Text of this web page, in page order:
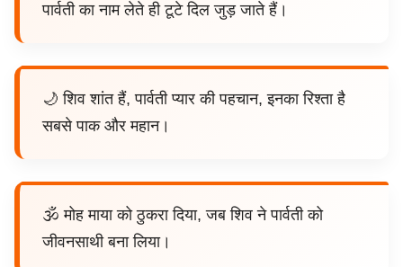
पार्वती का नाम लेते ही टूटे दिल जुड़ जाते हैं।
🌙 शिव शांत हैं, पार्वती प्यार की पहचान, इनका रिश्ता है
सबसे पाक और महान।
🕉️ मोह माया को ठुकरा दिया, जब शिव ने पार्वती को
जीवनसाथी बना लिया।